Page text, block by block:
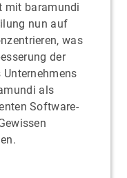
mit baramundi
nun auf
was
der
als
Software-